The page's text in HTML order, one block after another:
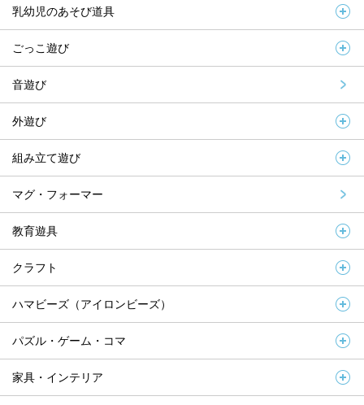
乳幼児のあそび道具
ごっこ遊び
音遊び
外遊び
組み立て遊び
マグ・フォーマー
教育遊具
クラフト
ハマビーズ（アイロンビーズ）
パズル・ゲーム・コマ
家具・インテリア